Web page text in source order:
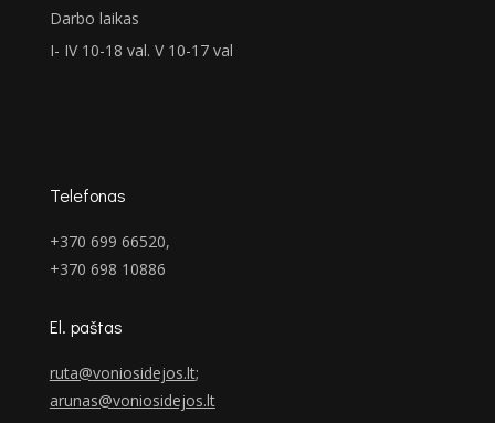
Darbo laikas
I- IV 10-18 val. V 10-17 val
Telefonas
+370 699 66520,
+370 698 10886
El. paštas
ruta@voniosidejos.lt;
arunas@voniosidejos.lt